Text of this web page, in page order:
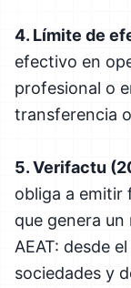
4. Límite de
efectivo en
profesional o
transferencia
5. Verifactu
obliga a
que genera
AEAT: desde
sociedades y